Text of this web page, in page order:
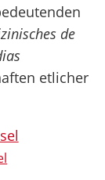
de
etlicher